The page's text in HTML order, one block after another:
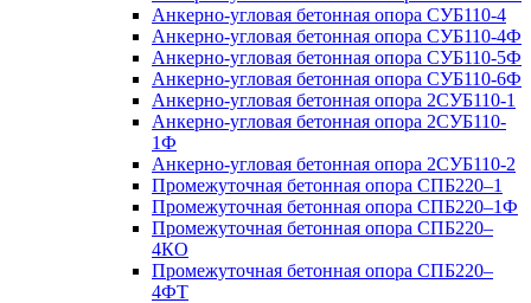
Анкерно-угловая бетонная опора СУБ110-4
Анкерно-угловая бетонная опора СУБ110-4Ф
Анкерно-угловая бетонная опора СУБ110-5Ф
Анкерно-угловая бетонная опора СУБ110-6Ф
Анкерно-угловая бетонная опора 2СУБ110-1
Анкерно-угловая бетонная опора 2СУБ110-
1Ф
Анкерно-угловая бетонная опора 2СУБ110-2
Промежуточная бетонная опора СПБ220–1
Промежуточная бетонная опора СПБ220–1Ф
Промежуточная бетонная опора СПБ220–
4КО
Промежуточная бетонная опора СПБ220–
4ФТ